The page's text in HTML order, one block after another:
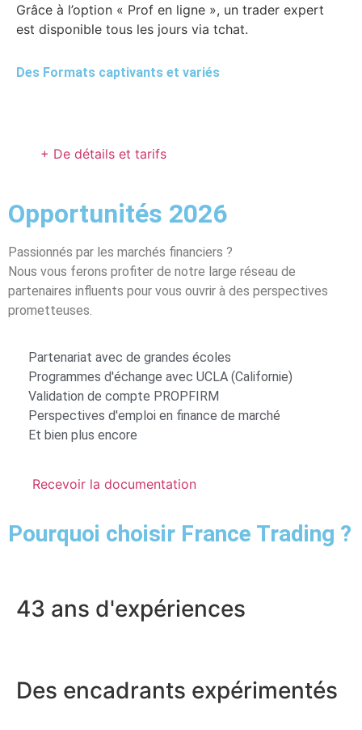
Grâce à l’option « Prof en ligne », un trader expert
est disponible tous les jours via tchat.
Des Formats captivants et variés
+ De détails et tarifs
Opportunités 2026
Passionnés par les marchés financiers ?
Nous vous ferons profiter de notre large réseau de
partenaires influents pour vous ouvrir à des perspectives
prometteuses.
Partenariat avec de grandes écoles
Programmes d'échange avec UCLA (Californie)
Validation de compte PROPFIRM
Perspectives d'emploi en finance de marché
Et bien plus encore
Recevoir la documentation
Pourquoi choisir France Trading ?
43 ans d'expériences
Des encadrants expérimentés